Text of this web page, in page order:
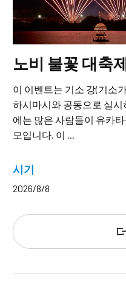
노비 불꽃 대축
이 이벤트는 기소 강(기소
하시마시와 공동으로 실
에는 많은 사람들이 유카
모입니다. 이 ...
시기
2026/8/8